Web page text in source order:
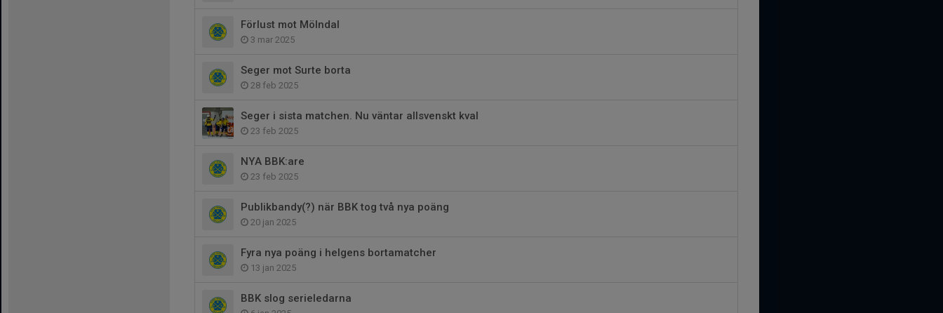
Förlust mot Mölndal
3 mar 2025
Seger mot Surte borta
28 feb 2025
Seger i sista matchen. Nu väntar allsvenskt kval
23 feb 2025
NYA BBK:are
23 feb 2025
Publikbandy(?) när BBK tog två nya poäng
20 jan 2025
Fyra nya poäng i helgens bortamatcher
13 jan 2025
BBK slog serieledarna